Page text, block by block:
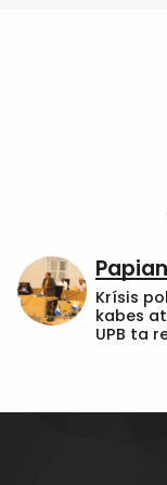
Krísis
kabes
UPB ta